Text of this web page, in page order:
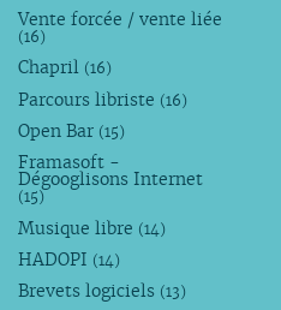
Vente forcée / vente liée
(16)
Chapril (16)
Parcours libriste (16)
Open Bar (15)
Framasoft -
Dégooglisons Internet
(15)
Musique libre (14)
HADOPI (14)
Brevets logiciels (13)